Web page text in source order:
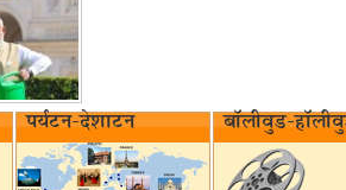
पर्यटन-देशाटन बॉलीवुड-